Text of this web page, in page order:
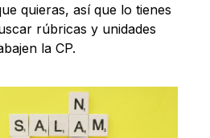
quieras, así que lo tienes
rúbricas y unidades
la CP.